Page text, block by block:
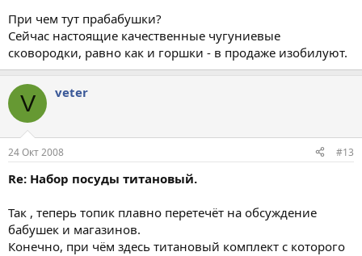
При чем тут прабабушки?
Сейчас настоящие качественные чугуниевые
сковородки, равно как и горшки - в продаже изобилуют.
V veter
24 Окт 2008 #13
Re: Набор посуды титановый.
Так , теперь топик плавно перетечёт на обсуждение
бабушек и магазинов.
Конечно, при чём здесь титановый комплект с которого